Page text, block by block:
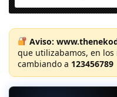
Aviso:
que utilizabamos, en los
cambiando a 123456789